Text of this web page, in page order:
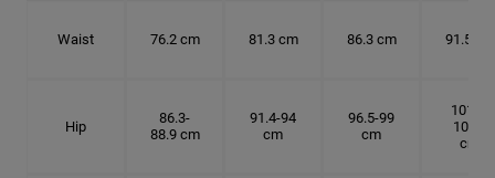
Waist 76.2 cm 81.3 cm 86.3 cm 91.5 cm
Hip
86.3-
88.9 cm
91.4-94
cm
96.5-99
cm
101.6-
104.1
cm